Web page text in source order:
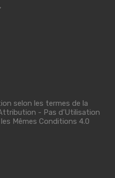
selon les termes de la
- Pas d’Utilisation
Mêmes Conditions 4.0